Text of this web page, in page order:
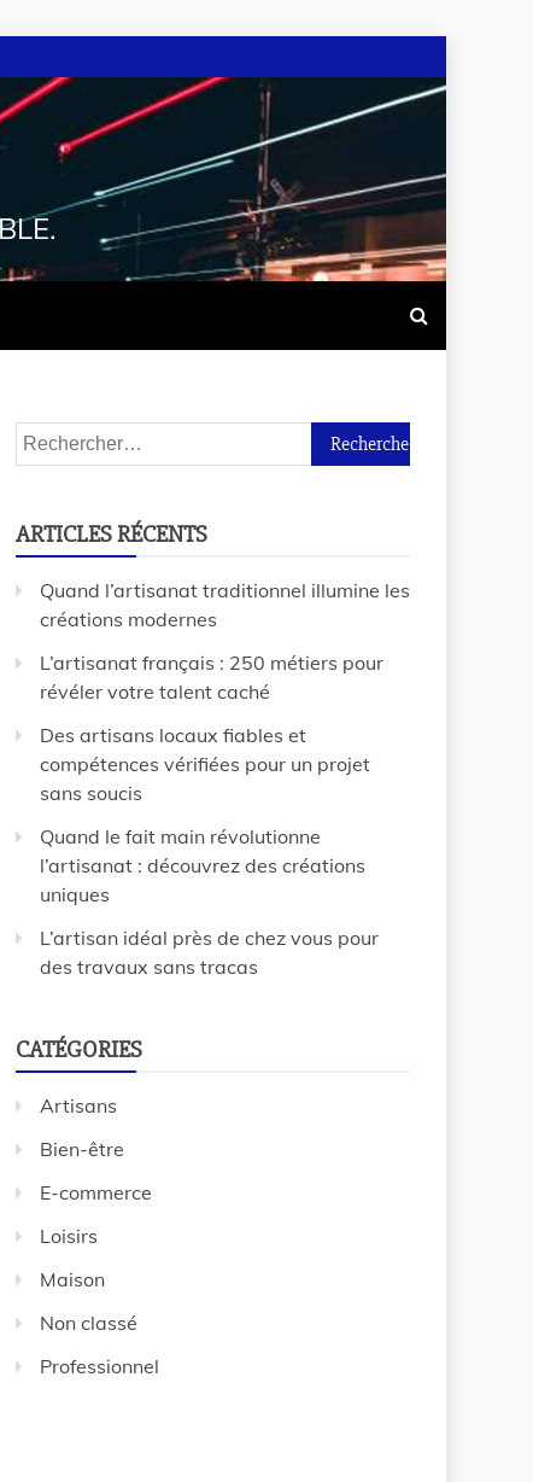
ARTICLES RÉCENTS
Quand l’artisanat traditionnel illumine les
créations modernes
L’artisanat français : 250 métiers pour
révéler votre talent caché
Des artisans locaux fiables et
compétences vérifiées pour un projet
sans soucis
Quand le fait main révolutionne
l’artisanat : découvrez des créations
uniques
L’artisan idéal près de chez vous pour
des travaux sans tracas
CATÉGORIES
Artisans
Bien-être
E-commerce
Loisirs
Maison
Non classé
Professionnel